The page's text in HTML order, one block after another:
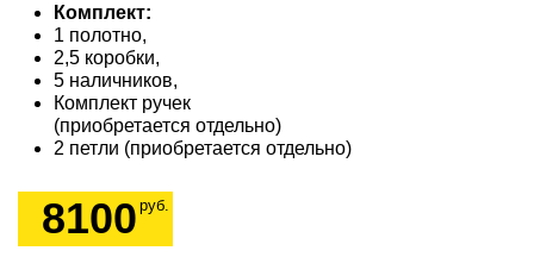
Комплект:
1 полотно,
2,5 коробки,
5 наличников,
Комплект ручек
(приобретается отдельно)
2 петли (приобретается отдельно)
8100 руб.